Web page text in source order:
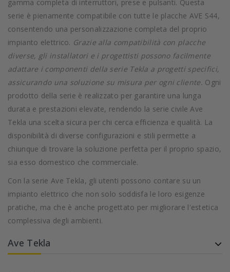
gamma completa di interruttori, prese e pulsanti. Questa
serie è pienamente compatibile con tutte le placche AVE S44,
consentendo una personalizzazione completa del proprio
impianto elettrico. Grazie alla compatibilità con placche
diverse, gli installatori e i progettisti possono facilmente
adattare i componenti della serie Tekla a progetti specifici,
assicurando una soluzione su misura per ogni cliente. Ogni
prodotto della serie è realizzato per garantire una lunga
durata e prestazioni elevate, rendendo la serie civile Ave
Tekla una scelta sicura per chi cerca efficienza e qualità. La
disponibilità di diverse configurazioni e stili permette a
chiunque di trovare la soluzione perfetta per il proprio spazio,
sia esso domestico che commerciale.
Con la serie Ave Tekla, gli utenti possono contare su un
impianto elettrico che non solo soddisfa le loro esigenze
pratiche, ma che è anche progettato per migliorare l'estetica
complessiva degli ambienti.
Ave Tekla